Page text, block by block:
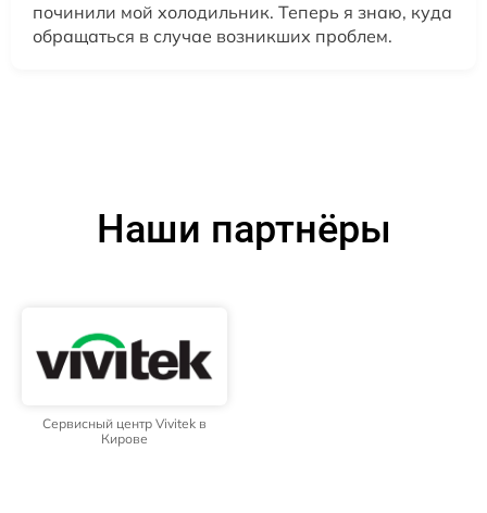
починили мой холодильник. Теперь я знаю, куда
обращаться в случае возникших проблем.
Наши партнёры
Сервисный центр Vivitek в
Кирове